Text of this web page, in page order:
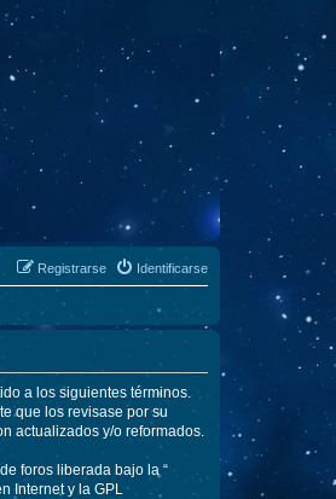
Identificarse
Registrarse
a los siguientes términos.
que los revisase por su
actualizados y/o reformados.
foros liberada bajo la “
Internet y la GPL